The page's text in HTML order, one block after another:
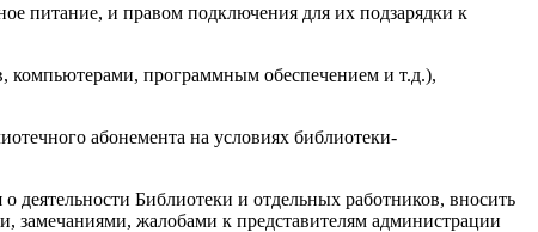
питание, и правом подключения для их подзарядки к
компьютерами, программным обеспечением и т.д.),
абонемента на условиях библиотеки-
деятельности Библиотеки и отдельных работников, вносить
жалобами к представителям администрации